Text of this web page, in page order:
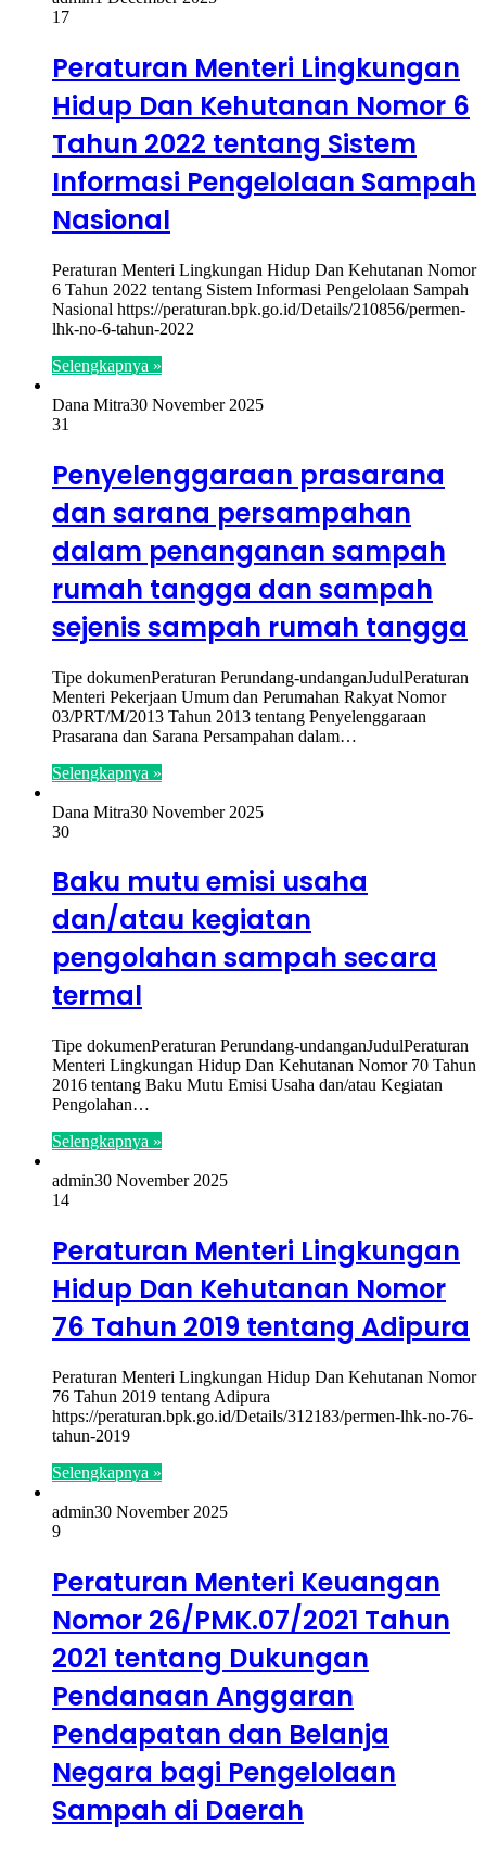
17
Peraturan Menteri Lingkungan
Hidup Dan Kehutanan Nomor 6
Tahun 2022 tentang Sistem
Informasi Pengelolaan Sampah
Nasional
Peraturan Menteri Lingkungan Hidup Dan Kehutanan Nomor
6 Tahun 2022 tentang Sistem Informasi Pengelolaan Sampah
Nasional https://peraturan.bpk.go.id/Details/210856/permen-
lhk-no-6-tahun-2022
Selengkapnya »
Dana Mitra30 November 2025
31
Penyelenggaraan prasarana
dan sarana persampahan
dalam penanganan sampah
rumah tangga dan sampah
sejenis sampah rumah tangga
Tipe dokumenPeraturan Perundang-undanganJudulPeraturan
Menteri Pekerjaan Umum dan Perumahan Rakyat Nomor
03/PRT/M/2013 Tahun 2013 tentang Penyelenggaraan
Prasarana dan Sarana Persampahan dalam…
Selengkapnya »
Dana Mitra30 November 2025
30
Baku mutu emisi usaha
dan/atau kegiatan
pengolahan sampah secara
termal
Tipe dokumenPeraturan Perundang-undanganJudulPeraturan
Menteri Lingkungan Hidup Dan Kehutanan Nomor 70 Tahun
2016 tentang Baku Mutu Emisi Usaha dan/atau Kegiatan
Pengolahan…
Selengkapnya »
admin30 November 2025
14
Peraturan Menteri Lingkungan
Hidup Dan Kehutanan Nomor
76 Tahun 2019 tentang Adipura
Peraturan Menteri Lingkungan Hidup Dan Kehutanan Nomor
76 Tahun 2019 tentang Adipura
https://peraturan.bpk.go.id/Details/312183/permen-lhk-no-76-
tahun-2019
Selengkapnya »
admin30 November 2025
9
Peraturan Menteri Keuangan
Nomor 26/PMK.07/2021 Tahun
2021 tentang Dukungan
Pendanaan Anggaran
Pendapatan dan Belanja
Negara bagi Pengelolaan
Sampah di Daerah